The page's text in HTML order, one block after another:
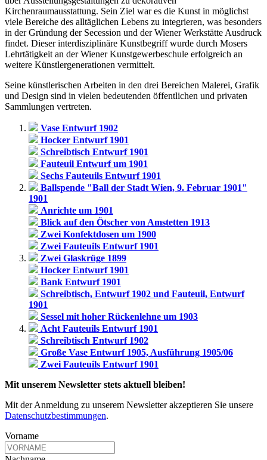
Kirchenraumausstattung. Sein Ziel war es die Kunst in möglichst
viele Bereiche des alltäglichen Lebens zu integrieren, was besonders
in der Gründung der Secession und der Wiener Werkstätte Ausdruck
findet. Dieser interdisziplinäre Kunstbegriff wurde durch Mosers
Lehrtätigkeit an der Wiener Kunstgewerbeschule erfolgreich an
weitere Künstlergenerationen vermittelt.
Seine künstlerischen Arbeiten in den drei Bereichen Malerei, Grafik
und Design sind in vielen bedeutenden öffentlichen und privaten
Sammlungen vertreten.
Vase Entwurf 1902
Hocker Entwurf 1901
Schreibtisch Entwurf 1901
Fauteuil Entwurf um 1901
Sechs Fauteuils Entwurf 1901
Ballspende "Ball der Stadt Wien, 9. Februar 1901"
1901
Anrichte um 1901
Blick auf den Ötscher von Amstetten 1913
Zwei Konfektdosen um 1900
Zwei Fauteuils Entwurf 1901
Zwei Glaskrüge 1899
Hocker Entwurf 1901
Bank Entwurf 1901
Schreibtisch, Entwurf 1902 und Fauteuil, Entwurf
1901
Sessel mit hoher Rückenlehne um 1903
Acht Fauteuils Entwurf 1901
Schreibtisch Entwurf 1902
Große Vase Entwurf 1905, Ausführung 1905/06
Zwei Fauteuils Entwurf 1901
Mit unserem Newsletter stets aktuell bleiben!
Mit der Anmeldung zu unserem Newsletter akzeptieren Sie unsere
Datenschutzbestimmungen.
Vorname